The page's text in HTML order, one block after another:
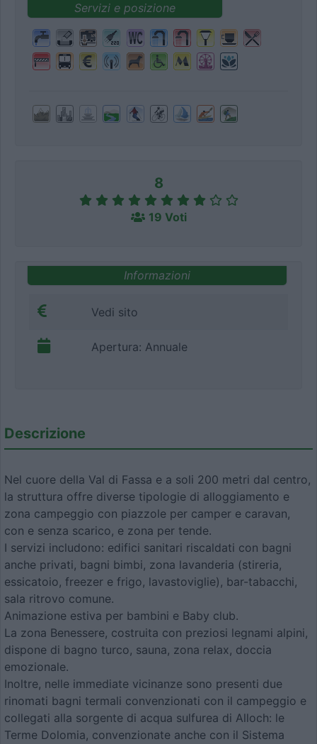
Servizi e posizione
8
19 Voti
Informazioni
Vedi sito
Apertura: Annuale
Descrizione
Nel cuore della Val di Fassa e a soli 200 metri dal centro,
la struttura offre diverse tipologie di alloggiamento e
zona campeggio con piazzole per camper e caravan,
con e senza scarico, e zona per tende.
I servizi includono: edifici sanitari riscaldati con bagni
anche privati, bagni bimbi, zona lavanderia (stireria,
essicatoio, freezer e frigo, lavastoviglie), bar-tabacchi,
sala ritrovo comune.
Animazione estiva per bambini e Baby club.
La zona Benessere, costruita con preziosi legnami alpini,
dispone di bagno turco, sauna, zona relax, doccia
emozionale.
Inoltre, nelle immediate vicinanze sono presenti due
rinomati bagni termali convenzionati con il campeggio e
collegati alla sorgente di acqua sulfurea di Alloch: le
Terme Dolomia, convenzionate anche con il Sistema